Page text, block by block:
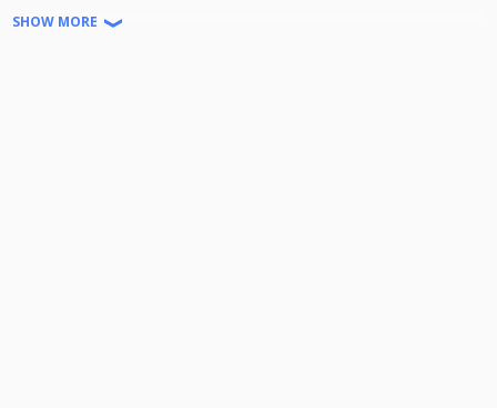
Bonne compétition :)
SHOW MORE